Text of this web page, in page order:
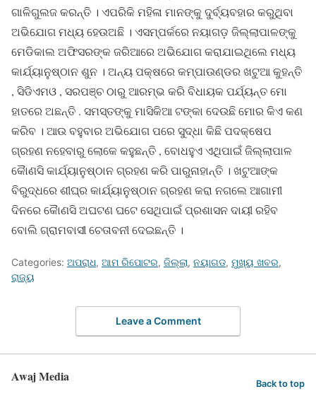
ଗାଳିଗୁଲଜ କରନ୍ତି । ଏପରିକି ମହିଳା ମାନଙ୍କୁ ଦୁର୍ବ୍ୟବହାର କରୁଥିବା
ଅଭିଯୋଗ ମଧ୍ୟ ହେଉଅଛି । ଏସମ୍ପର୍କରେ ନୟାଗଡ଼ ଜିଲ୍ଲାପାଳଙ୍କୁ
ମେଡିକାଲ ଅଫିସରଙ୍କ ଜରିଆରେ ଅଭିଯୋଗ କରାଯାଇଥିଲେ ମଧ୍ୟ
କାର୍ଯ୍ୟାନୁଷ୍ଠାନ ଶୁନ । ଅନ୍ୟ ପକ୍ଷରେ କମ୍ପାଉଣ୍ଡର ଖଟୁଆ କୁହନ୍ତି
, ସିଡିଏମଓ , ସରପଞ୍ଚ ଠାରୁ ଆରମ୍ଭ କରି ବିଧାୟକ ପର୍ଯ୍ୟନ୍ତ ମୋ
ହାତରେ ଅଛନ୍ତି . ସମସ୍ତଙ୍କୁ ମାସିକିଆ ଟଙ୍କା ଦେଉଛି ମୋର କିଏ କଣ
କରିବ । ଆଉ ବହୁବାର ଅଭିଯୋଗ ପରେ ସୁଦ୍ଧା କିଛି ପଦକ୍ଷେପ
ଗ୍ରହଣ ନହେବାରୁ ଲୋକେ କହୁଛନ୍ତି , ବୋଧହୁଏ ଏଥିପାଇଁ ଜିଲ୍ଲାପାଳ
କୈାଣସି କାର୍ଯ୍ୟାନୁଷ୍ଠାନ ଗ୍ରହଣ କରି ପାରୁନାହାନ୍ତି । ଖଟୁଆଙ୍କ
ବିରୁଦ୍ଧରେ ଶୀଘ୍ର କାର୍ଯ୍ୟାନୁଷ୍ଠାନ ଗ୍ରହଣ କରା ନଗଲେ ଆଗାମୀ
ଦିନରେ କୈାଣସି ଅଘଟଣ ଘଟେ ସେଥିପାଇଁ ପ୍ରଶାସନ ଦାୟୀ ରହିବ
ବୋଲି ଗ୍ରାମବାସୀ ଚେତାବନୀ ଦେଇଛନ୍ତି ।
Categories: ଅପରାଧ, ଆମ ରିପୋଟର, ଜିଲ୍ଲା, ନୟାଗଡ, ମୁଖ୍ୟ ଖବର,
ରାଜ୍ୟ
Leave a Comment
Awaj Media Back to top